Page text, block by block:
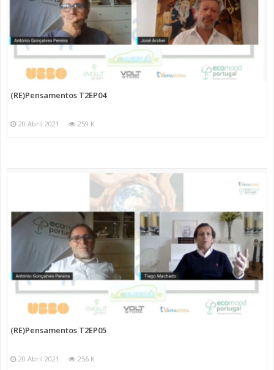
(RE)Pensamentos T2EP04
20 Abril 2021 259 K
(RE)Pensamentos T2EP05
20 Abril 2021 256 K